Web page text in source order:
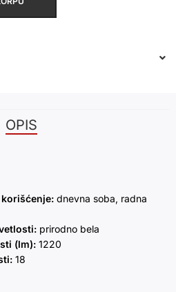
OPIS
dnevna soba, radna
prirodno bela
(lm): 1220
18